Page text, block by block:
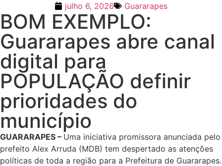
julho 6, 2026 Guararapes
BOM EXEMPLO:
Guararapes abre canal
digital para
POPULAÇÃO definir
prioridades do
município
GUARARAPES – Uma iniciativa promissora anunciada pelo
prefeito Alex Arruda (MDB) tem despertado as atenções
políticas de toda a região para a Prefeitura de Guararapes.